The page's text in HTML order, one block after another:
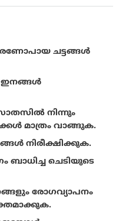
ചട്ടങ്ങള്‍
ഇനങ്ങള്‍
നിന്നും
മാത്രം വാങ്ങുക.
നിരീക്ഷിക്കുക.
ചെടിയുടെ
രോഗവ്യാപനം